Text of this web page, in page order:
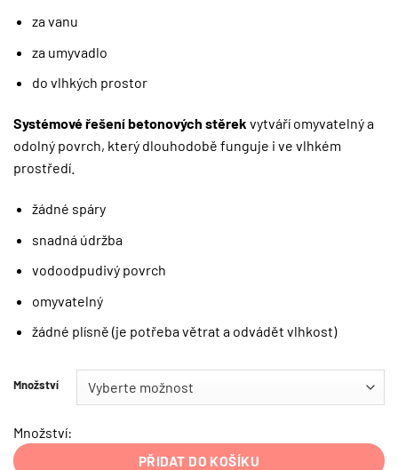
za vanu
za umyvadlo
do vlhkých prostor
Systémové řešení betonových stěrek vytváří omyvatelný a
odolný povrch, který dlouhodobě funguje i ve vlhkém
prostředí.
žádné spáry
snadná údržba
vodoodpudivý povrch
omyvatelný
žádné plísně (je potřeba větrat a odvádět vlhkost)
Množství
Množství:
PŘIDAT DO KOŠÍKU